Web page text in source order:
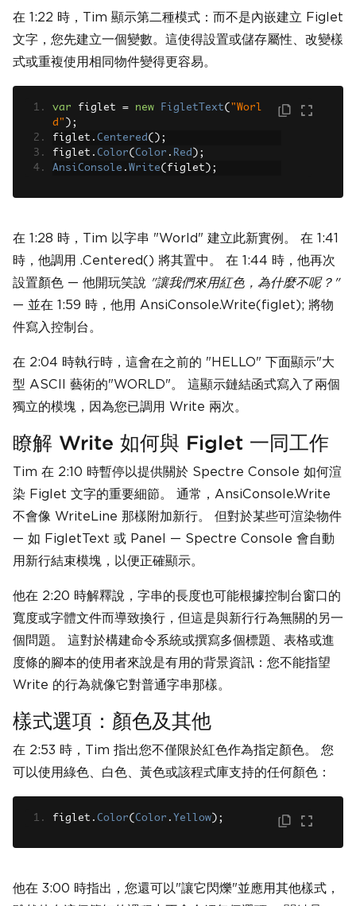
在 1:22 時，Tim 顯示第二種模式：而不是內嵌建立 Figlet
文字，您先建立一個變數。這使得設置或儲存屬性、改變樣
式或重複使用相同物件變得更容易。
var figlet = new FigletText( "Worl
d" );
figlet . Centered ();
figlet . Color( Color . Red );
AnsiConsole . Write( figlet );
在 1:28 時，Tim 以字串 "World" 建立此新實例。 在 1:41
時，他調用 .Centered() 將其置中。 在 1:44 時，他再次
設置顏色 — 他開玩笑說 "讓我們來用紅色，為什麼不呢？"
— 並在 1:59 時，他用 AnsiConsole.Write(figlet); 將物
件寫入控制台。
在 2:04 時執行時，這會在之前的 "HELLO" 下面顯示"大
型 ASCII 藝術的"WORLD"。 這顯示鏈結函式寫入了兩個
獨立的模塊，因為您已調用 Write 兩次。
瞭解 Write 如何與 Figlet 一同工作
Tim 在 2:10 時暫停以提供關於 Spectre Console 如何渲
染 Figlet 文字的重要細節。 通常，AnsiConsole.Write
不會像 WriteLine 那樣附加新行。 但對於某些可渲染物件
— 如 FigletText 或 Panel — Spectre Console 會自動
用新行結束模塊，以便正確顯示。
他在 2:20 時解釋說，字串的長度也可能根據控制台窗口的
寬度或字體文件而導致換行，但這是與新行行為無關的另一
個問題。 這對於構建命令系統或撰寫多個標題、表格或進
度條的腳本的使用者來說是有用的背景資訊：您不能指望
Write 的行為就像它對普通字串那樣。
樣式選項：顏色及其他
在 2:53 時，Tim 指出您不僅限於紅色作為指定顏色。 您
可以使用綠色、白色、黃色或該程式庫支持的任何顏色：
figlet . Color( Color . Yellow );
他在 3:00 時指出，您還可以"讓它閃爍"並應用其他樣式，